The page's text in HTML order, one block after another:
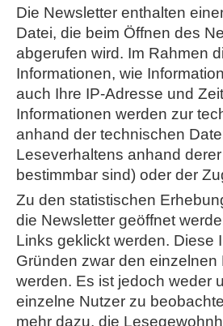
Die Newsletter enthalten
Datei, die beim Öffnen des
abgerufen wird. Im Rahmen
Informationen, wie
auch Ihre IP-Adresse und
Informationen werden zur
anhand der technischen
Leseverhaltens anhand
bestimmbar sind) oder der
Zu den statistischen
die Newsletter geöffnet
Links geklickt werden. Diese
Gründen zwar den
werden. Es ist jedoch weder
einzelne Nutzer zu
mehr dazu, die